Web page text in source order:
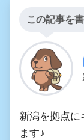
この記事を
新潟を拠点
ます♪